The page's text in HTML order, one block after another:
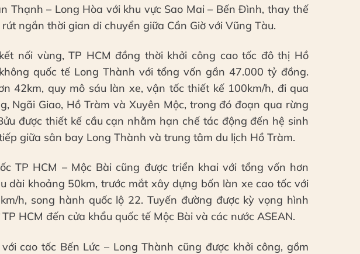
Thạnh – Long Hòa với khu vực Sao Mai – Bến Đình, thay thế
ngắn thời gian di chuyển giữa Cần Giờ với Vũng Tàu.
nối vùng, TP HCM đồng thời khởi công cao tốc đô thị Hồ
quốc tế Long Thành với tổng vốn gần 47.000 tỷ đồng.
42km, quy mô sáu làn xe, vận tốc thiết kế 100km/h, đi qua
Ngãi Giao, Hồ Tràm và Xuyên Mộc, trong đó đoạn qua rừng
được thiết kế cầu cạn nhằm hạn chế tác động đến hệ sinh
giữa sân bay Long Thành và trung tâm du lịch Hồ Tràm.
TP HCM – Mộc Bài cũng được triển khai với tổng vốn hơn
dài khoảng 50km, trước mắt xây dựng bốn làn xe cao tốc với
h, song hành quốc lộ 22. Tuyến đường được kỳ vọng hình
HCM đến cửa khẩu quốc tế Mộc Bài và các nước ASEAN.
cao tốc Bến Lức – Long Thành cũng được khởi công, gồm